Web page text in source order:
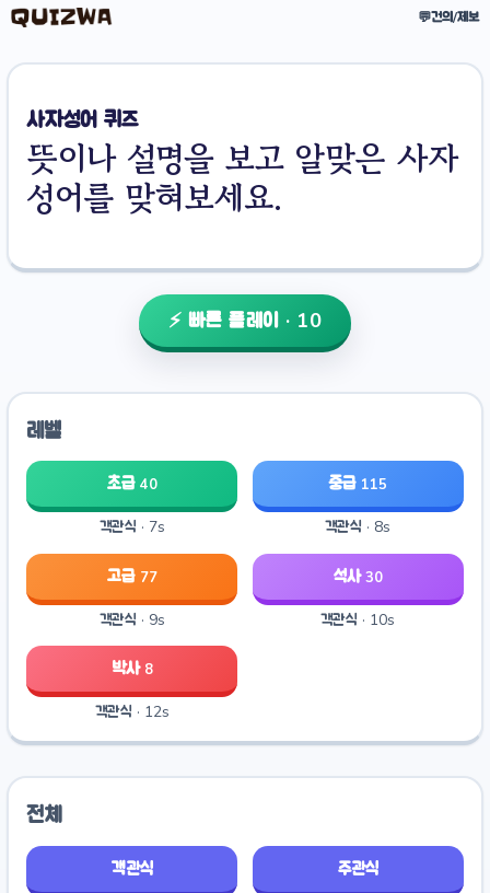
💬건의/제보
사자성어 퀴즈
뜻이나 설명을 보고 알맞은 사자
성어를 맞혀보세요.
⚡ 빠른 플레이 · 10
레벨
초급 40
객관식 · 7s
중급 115
객관식 · 8s
고급 77
객관식 · 9s
석사30
객관식 · 10s
박사 8
객관식 · 12s
전체
객관식 주관식